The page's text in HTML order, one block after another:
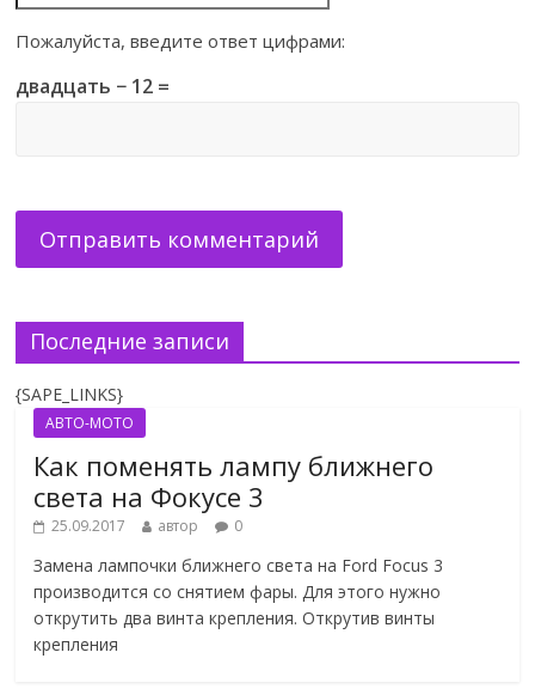
Пожалуйста, введите ответ цифрами:
двадцать − 12 =
Последние записи
{SAPE_LINKS}
АВТО-МОТО
Как поменять лампу ближнего
света на Фокусе 3
25.09.2017 автор 0
Замена лампочки ближнего света на Ford Focus 3
производится со снятием фары. Для этого нужно
открутить два винта крепления. Открутив винты
крепления